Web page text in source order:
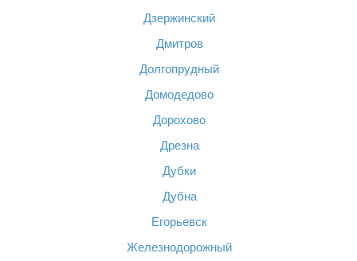
Дзержинский
Дмитров
Долгопрудный
Домодедово
Дорохово
Дрезна
Дубки
Дубна
Егорьевск
Железнодорожный